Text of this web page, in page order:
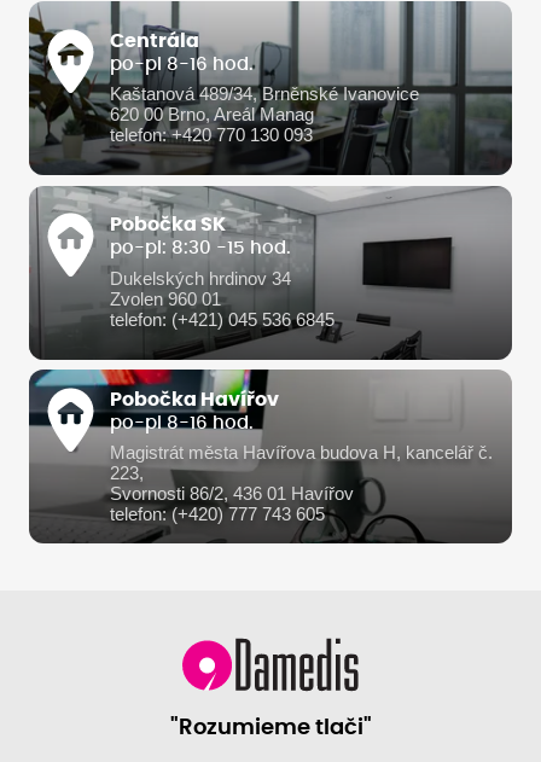
Centrála
po-pi 8-16 hod.
Kaštanová 489/34, Brněnské Ivanovice
620 00 Brno, Areál Manag
telefon: +420 770 130 093
Pobočka SK
po-pi: 8:30 -15 hod.
Dukelských hrdinov 34
Zvolen 960 01
telefon: (+421) 045 536 6845
Pobočka Havířov
po-pi 8-16 hod.
Magistrát města Havířova budova H, kancelář č.
223,
Svornosti 86/2, 436 01 Havířov
telefon: (+420) 777 743 605
"Rozumieme tlači"